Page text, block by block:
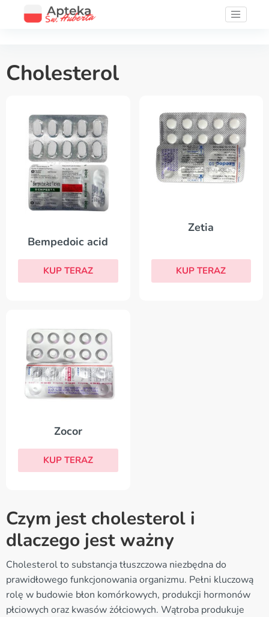
Cholesterol
Bempedoic acid
KUP TERAZ
Zetia
KUP TERAZ
Zocor
KUP TERAZ
Czym jest cholesterol i
dlaczego jest ważny
Cholesterol to substancja tłuszczowa niezbędna do
prawidłowego funkcjonowania organizmu. Pełni kluczową
rolę w budowie błon komórkowych, produkcji hormonów
płciowych oraz kwasów żółciowych. Wątroba produkuje